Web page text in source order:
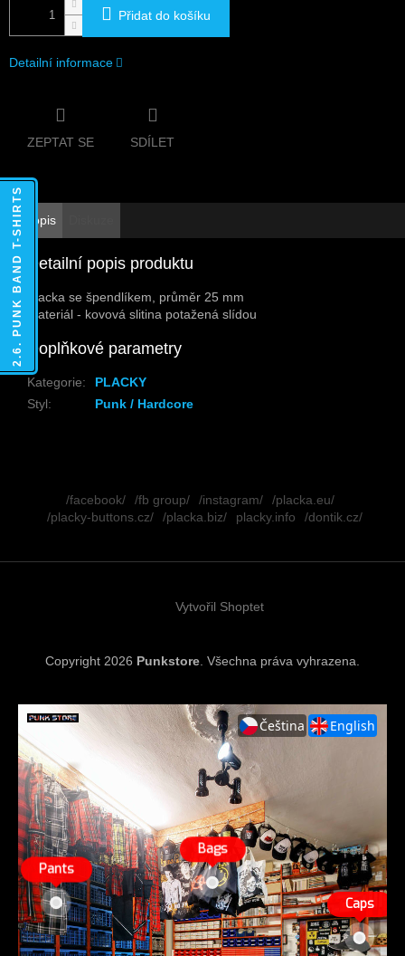
Přidat do košíku
Detailní informace
ZEPTAT SE SDÍLET
Popis
Detailní popis produktu
Placka se špendlíkem, průměr 25 mm
Materiál - kovová slitina potažená slídou
Doplňkové parametry
Kategorie:
PLACKY
Styl: Punk / Hardcore
/facebook/ /fb group/ /instagram/
/placka.eu/
/placky-buttons.cz/
/placka.biz/ placky.info /dontik.cz/
Vytvořil Shoptet
Copyright 2026 Punkstore . Všechna práva vyhrazena.
2.6. PUNK BAND T-SHIRTS